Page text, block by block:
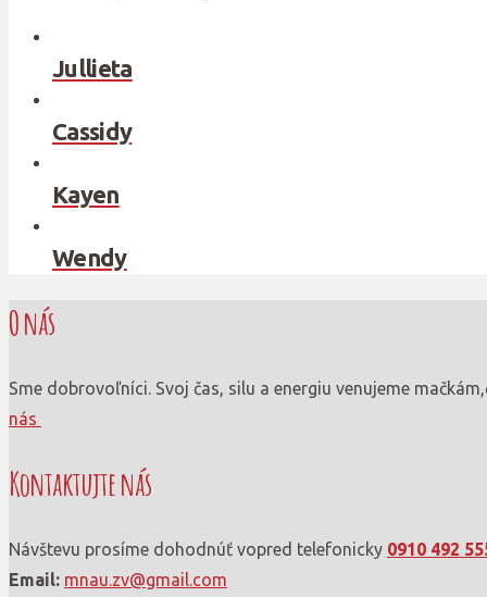
Jullieta
Cassidy
Kayen
Wendy
O nás
Sme dobrovoľníci. Svoj čas, silu a energiu venujeme
nás
Kontaktujte nás
Návštevu prosíme dohodnúť vopred telefonicky 0910 492
Email: mnau.zv@gmail.com